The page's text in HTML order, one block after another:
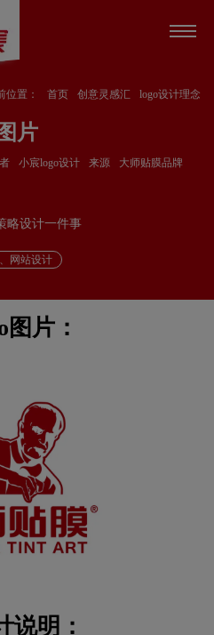
位置： 首页 创意灵感汇
logo设计理念
片
小宸logo设计 来源
大师贴膜品牌
略设计一件事
网站设计
片：
说明：